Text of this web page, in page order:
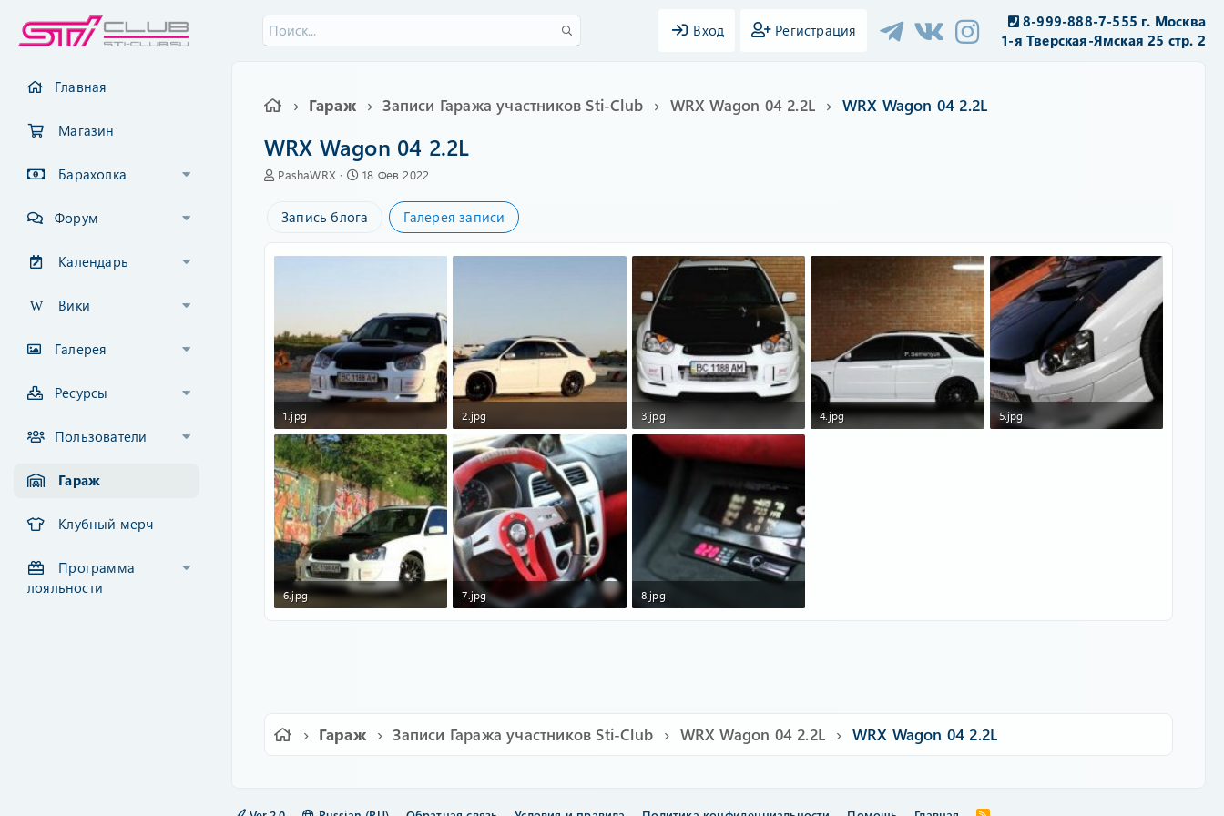
Вход Регистрация
8-999-888-7-555 г. Москва
1-я Тверская-Ямская 25 стр. 2
Главная
Магазин
Барахолка
Форум
Календарь
Вики
Галерея
Ресурсы
Пользователи
Гараж
Клубный мерч
Программа
лояльности
Гараж Записи Гаража участников Sti-Club WRX Wagon 04 2.2L WRX Wagon 04 2.2L
WRX Wagon 04 2.2L
А
о
PashaWRX
C
a
e
e
18 Фев 2022
Запись блога Галерея записи
1.jpg
123.8 KB · Просмотры: 199
2.jpg
97 KB · Просмотры: 122
3.jpg
119.2 KB · Просмотры: 112
4.jpg
5.jpg
6.jpg
7.jpg
8.jpg
Гараж Записи Гаража участников Sti-Club WRX Wagon 04 2.2L WRX Wagon 04 2.2L